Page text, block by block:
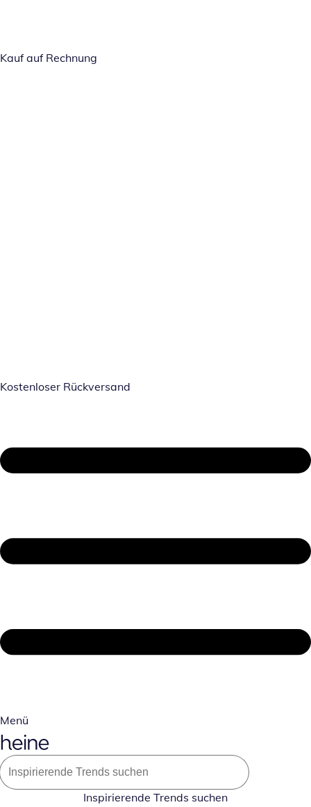
Kauf auf Rechnung
Kostenloser Rückversand
Menü
Inspirierende Trends suchen